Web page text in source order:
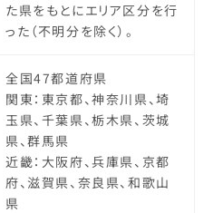
た県をもとにエリア区分を行
った（不明分を除く）。
全国47都道府県
関東：東京都、神奈川県、埼
玉県、千葉県、栃木県、茨城
県、群馬県
近畿：大阪府、兵庫県、京都
府、滋賀県、奈良県、和歌山
県